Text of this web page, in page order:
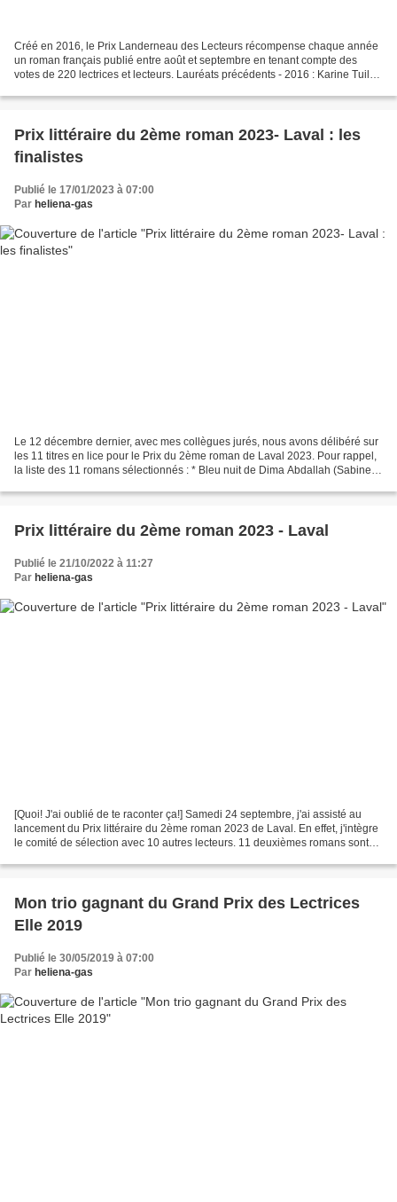
Créé en 2016, le Prix Landerneau des Lecteurs récompense chaque année
un roman français publié entre août et septembre en tenant compte des
votes de 220 lectrices et lecteurs. Lauréats précédents - 2016 : Karine Tuil
Prix littéraire du 2ème roman 2023- Laval : les
finalistes
Publié le 17/01/2023 à 07:00
Par heliena-gas
Le 12 décembre dernier, avec mes collègues jurés, nous avons délibéré sur
les 11 titres en lice pour le Prix du 2ème roman de Laval 2023. Pour rappel,
la liste des 11 romans sélectionnés : * Bleu nuit de Dima Abdallah (Sabine
Prix littéraire du 2ème roman 2023 - Laval
Publié le 21/10/2022 à 11:27
Par heliena-gas
[Quoi! J'ai oublié de te raconter ça!] Samedi 24 septembre, j'ai assisté au
lancement du Prix littéraire du 2ème roman 2023 de Laval. En effet, j'intègre
le comité de sélection avec 10 autres lecteurs. 11 deuxièmes romans sont
Mon trio gagnant du Grand Prix des Lectrices
Elle 2019
Publié le 30/05/2019 à 07:00
Par heliena-gas